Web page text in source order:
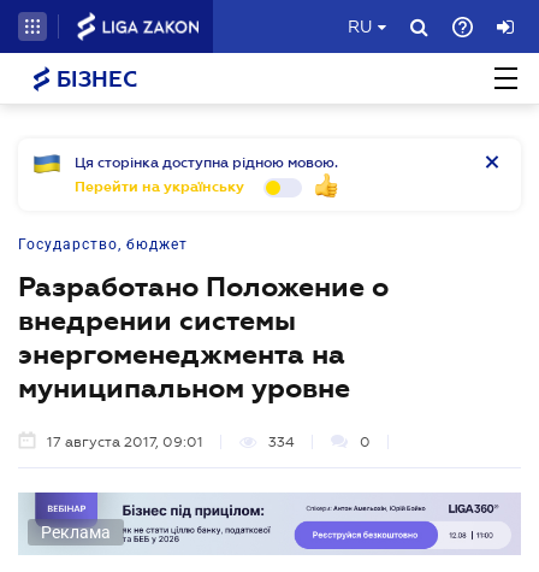
RU
БІЗНЕС
Ця сторінка доступна рідною мовою.
Перейти на українську
Государство, бюджет
Разработано Положение о
внедрении системы
энергоменеджмента на
муниципальном уровне
17 августа 2017, 09:01 334 0
Реклама